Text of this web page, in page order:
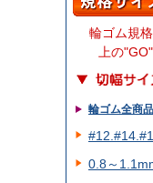
輪ゴム規
上の
輪ゴム全商
0.8～